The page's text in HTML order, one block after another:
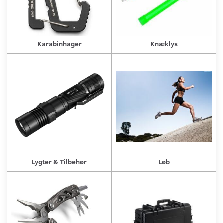
Karabinhager Knæklys
Lygter & Tilbehør Løb